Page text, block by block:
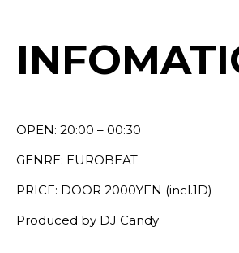
OPEN: 20:00 – 00:30
GENRE: EUROBEAT
PRICE: DOOR 2000YEN (incl.1D)
Produced by DJ Candy